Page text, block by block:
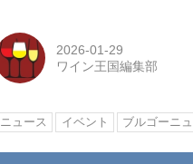
2026-01-29
ワイン王国編集部
ニュース イベント ブルゴーニュ